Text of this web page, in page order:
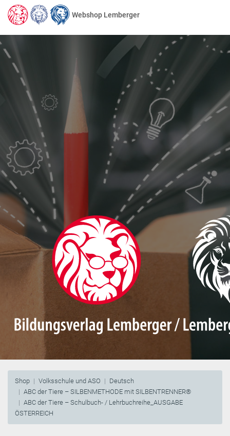
Webshop Lemberger
Shop Volksschule und ASO
Deutsch
ABC der Tiere – SILBENMETHODE mit SILBENTRENNER®
ABC der Tiere – Schulbuch- / Lehrbuchreihe_AUSGABE
ÖSTERREICH